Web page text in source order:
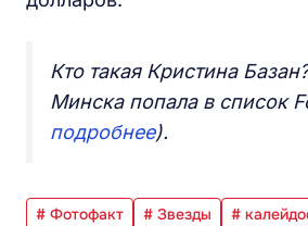
Кто такая Кристина
Минска попала в список
подробнее).
# Фотофакт # Звезды
#